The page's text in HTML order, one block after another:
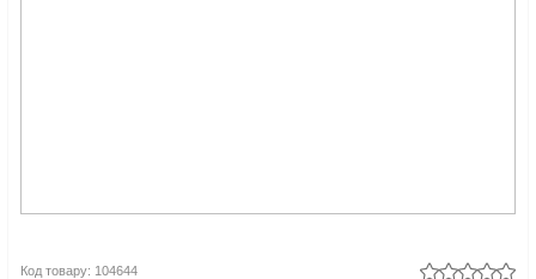
Код товару: 104644